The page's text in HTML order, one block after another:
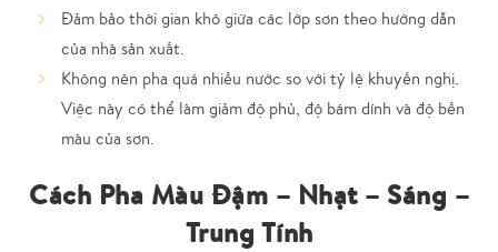
Đảm bảo thời gian khô giữa các lớp sơn theo hướng dẫn
của nhà sản xuất.
Không nên pha quá nhiều nước so với tỷ lệ khuyến nghị.
Việc này có thể làm giảm độ phủ, độ bám dính và độ bền
màu của sơn.
Cách Pha Màu Đậm – Nhạt – Sáng –
Trung Tính